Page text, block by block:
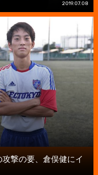
2019.07.08
撃の要、倉俣健にイ